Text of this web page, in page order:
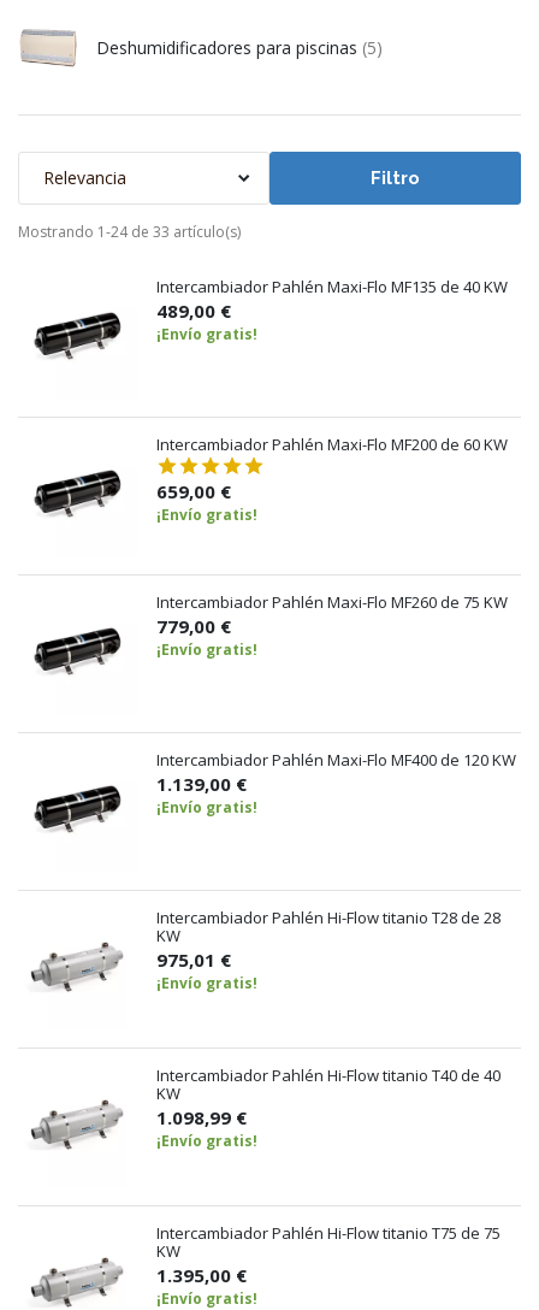
Deshumidificadores para piscinas (5)
Relevancia Filtro
Mostrando 1-24 de 33 artículo(s)
Intercambiador Pahlén Maxi-Flo MF135 de 40 KW
489,00 €
¡Envío gratis!
Intercambiador Pahlén Maxi-Flo MF200 de 60 KW
659,00 €
¡Envío gratis!
Intercambiador Pahlén Maxi-Flo MF260 de 75 KW
779,00 €
¡Envío gratis!
Intercambiador Pahlén Maxi-Flo MF400 de 120 KW
1.139,00 €
¡Envío gratis!
Intercambiador Pahlén Hi-Flow titanio T28 de 28
KW
975,01 €
¡Envío gratis!
Intercambiador Pahlén Hi-Flow titanio T40 de 40
KW
1.098,99 €
¡Envío gratis!
Intercambiador Pahlén Hi-Flow titanio T75 de 75
KW
1.395,00 €
¡Envío gratis!